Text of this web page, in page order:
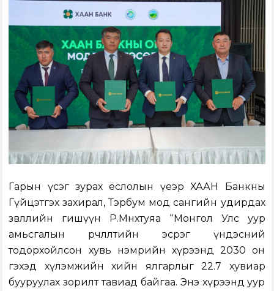
Гарын үсэг зурах ёслолын үеэр ХААН Банкны
Гүйцэтгэх захирал, Тэрбум мод сангийн удирдах
зөвлөлийн гишүүн Р.Мөнхтуяа “Монгол Улс уур
амьсгалын өөрчлөлтийн эсрэг үндэсний
тодорхойлсон хувь нэмрийн хүрээнд 2030 он
гэхэд хүлэмжийн хийн ялгарлыг 22.7 хувиар
бууруулах зорилт тавиад байгаа. Энэ хүрээнд уур